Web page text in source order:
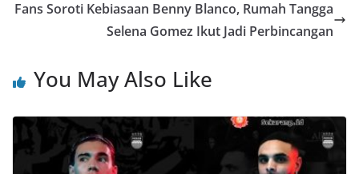
Fans Soroti Kebiasaan Benny Blanco, Rumah Tangga
Selena Gomez Ikut Jadi Perbincangan
You May Also Like